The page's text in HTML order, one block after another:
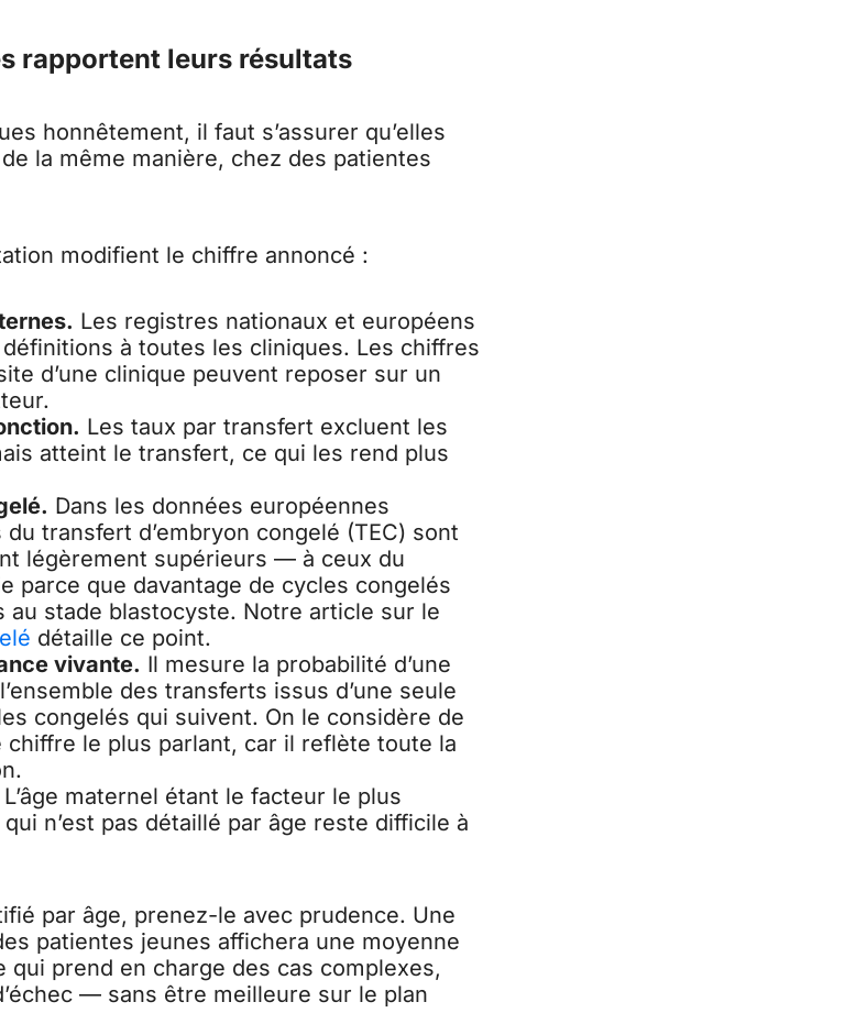
rapportent leurs résultats
honnêtement, il faut s’assurer qu’elles
la même manière, chez des patientes
modifient le chiffre annoncé :
Les registres nationaux et européens
à toutes les cliniques. Les chiffres
d’une clinique peuvent reposer sur un
Les taux par transfert excluent les
atteint le transfert, ce qui les rend plus
Dans les données européennes
transfert d’embryon congelé (TEC) sont
légèrement supérieurs — à ceux du
parce que davantage de cycles congelés
au stade blastocyste. Notre article sur le
détaille ce point.
vivante. Il mesure la probabilité d’une
des transferts issus d’une seule
congelés qui suivent. On le considère de
chiffre le plus parlant, car il reflète toute la
L’âge maternel étant le facteur le plus
n’est pas détaillé par âge reste difficile à
par âge, prenez-le avec prudence. Une
patientes jeunes affichera une moyenne
qui prend en charge des cas complexes,
— sans être meilleure sur le plan